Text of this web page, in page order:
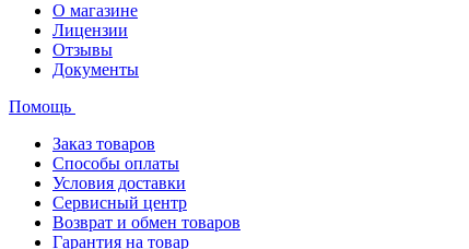
О магазине
Лицензии
Отзывы
Документы
Помощь
Заказ товаров
Способы оплаты
Условия доставки
Сервисный центр
Возврат и обмен товаров
Гарантия на товар